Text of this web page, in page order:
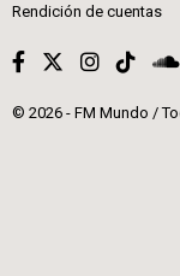
Rendición de cuentas
© 2026 - FM Mundo /